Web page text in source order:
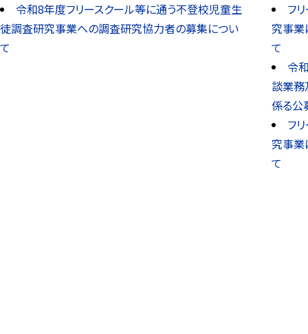
令和8年度フリースクール等に通う不登校児童生
徒調査研究事業への調査研究協力者の募集につい
て
フ
究事業
て
令
談業務
係る公
フ
究事業
て